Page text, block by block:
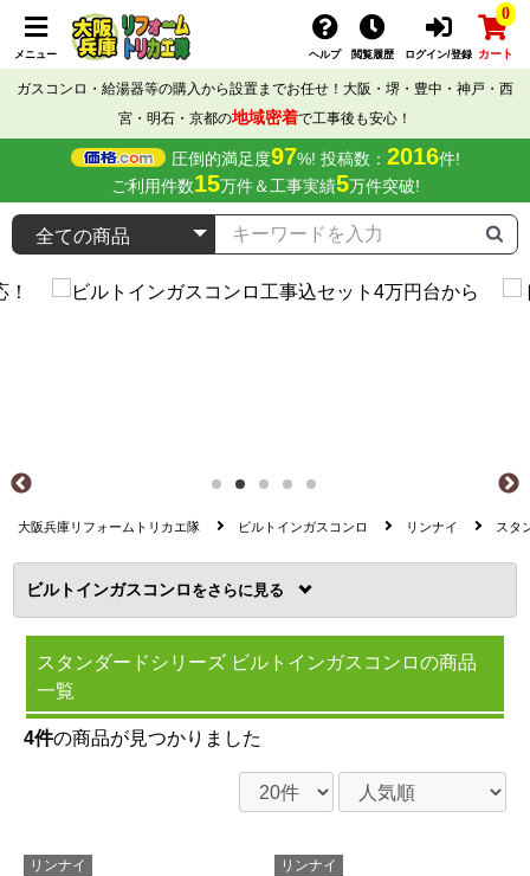
メニュー ヘルプ 閲覧履歴 ログイン/登録
0
カート
ガスコンロ・給湯器等の購入から設置までお任せ！大阪・堺・豊中・神戸・西
宮・明石・京都の地域密着で工事後も安心！
圧倒的満足度97%! 投稿数： 2016件!
ご利用件数15万件＆工事実績5万件突破!
大阪兵庫リフォームトリカエ隊 ビルトインガスコンロ リンナイ スタ
ビルトインガスコンロ を
スタンダードシリーズ ビルトインガスコンロの商品
一覧
4件の商品が見つかりました
リンナイ
リンナイ